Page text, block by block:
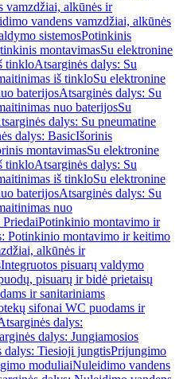
vamzdžiai, alkūnės ir
vandens vamzdžiai, alkūnės
sistemosPotinkinis
montavimasSu elektronine
tinkloAtsarginės dalys: Su
iš tinkloSu elektronine
baterijosAtsarginės dalys: Su
nuo baterijosSu
dalys: Su pneumatine
dalys: BasicIšorinis
montavimasSu elektronine
tinkloAtsarginės dalys: Su
iš tinkloSu elektronine
baterijosAtsarginės dalys: Su
nuo
Potinkinio montavimo ir
Potinkinio montavimo ir keitimo
alkūnės ir
Integruotos pisuarų valdymo
pisuarų ir bidė prietaisų
ir sanitariniams
sifonai WC puodams ir
dalys:
dalys: Jungiamosios
dalys: Tiesioji jungtisPrijungimo
moduliaiNuleidimo vandens